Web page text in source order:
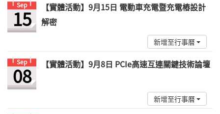
Sep
15
【實體活動】9月15日 電動車充電暨充電樁設計
解密
新增至行事曆
Sep
08 【實體活動】9月8日 PCIe高速互連關鍵技術論壇
新增至行事曆